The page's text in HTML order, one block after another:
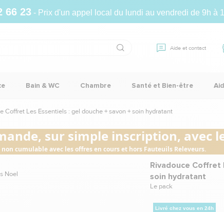
66 23- Prix d'un appel local du lundi au vendredi de 9h à
Aide et contact
Bain & WC Chambre Santé et Bien-être
Coffret Les Essentiels : gel douche + savon + soin hydratant
sur simple inscription, avec
cumulable avec les offres en cours et hors Fauteuils Releveurs.
Rivadouce Coffret
soin hydratant
Le pack
Livré chez vous en 24h